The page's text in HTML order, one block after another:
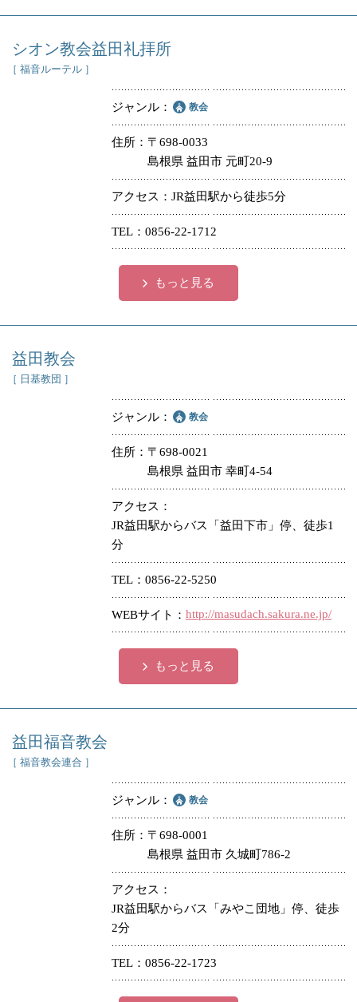
シオン教会益田礼拝所
［ 福音ルーテル ］
ジャンル 教会
住所
〒698-0033
島根県 益田市 元町20-9
アクセス JR益田駅から徒歩5分
TEL 0856-22-1712
もっと見る
益田教会
［ 日基教団 ］
ジャンル 教会
住所
〒698-0021
島根県 益田市 幸町4-54
アクセス
JR益田駅からバス「益田下市」停、徒歩1
分
TEL 0856-22-5250
WEBサイト http://masudach.sakura.ne.jp/
もっと見る
益田福音教会
［ 福音教会連合 ］
ジャンル 教会
住所
〒698-0001
島根県 益田市 久城町786-2
アクセス
JR益田駅からバス「みやこ団地」停、徒歩
2分
TEL 0856-22-1723